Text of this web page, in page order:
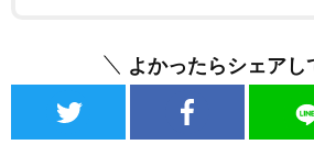
よかったらシェアし